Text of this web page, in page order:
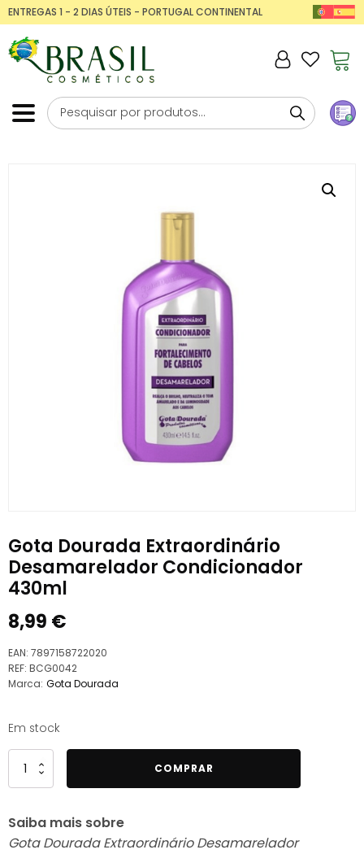
ENTREGAS 1 - 2 DIAS ÚTEIS - PORTUGAL CONTINENTAL
Gota Dourada Extraordinário
Desamarelador Condicionador
430ml
8,99 €
EAN: 7897158722020
REF: BCG0042
Marca: Gota Dourada
Em stock
Quantidade
de
Dourada
Extraordinário
COMPRAR
Saiba mais sobre
Gota Dourada Extraordinário Desamarelador